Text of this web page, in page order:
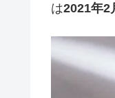
は2021年2